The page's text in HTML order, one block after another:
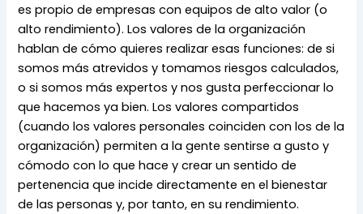
es propio de empresas con equipos de alto valor (o
alto rendimiento). Los valores de la organización
hablan de cómo quieres realizar esas funciones: de si
somos más atrevidos y tomamos riesgos calculados,
o si somos más expertos y nos gusta perfeccionar lo
que hacemos ya bien. Los valores compartidos
(cuando los valores personales coinciden con los de la
organización) permiten a la gente sentirse a gusto y
cómodo con lo que hace y crear un sentido de
pertenencia que incide directamente en el bienestar
de las personas y, por tanto, en su rendimiento.